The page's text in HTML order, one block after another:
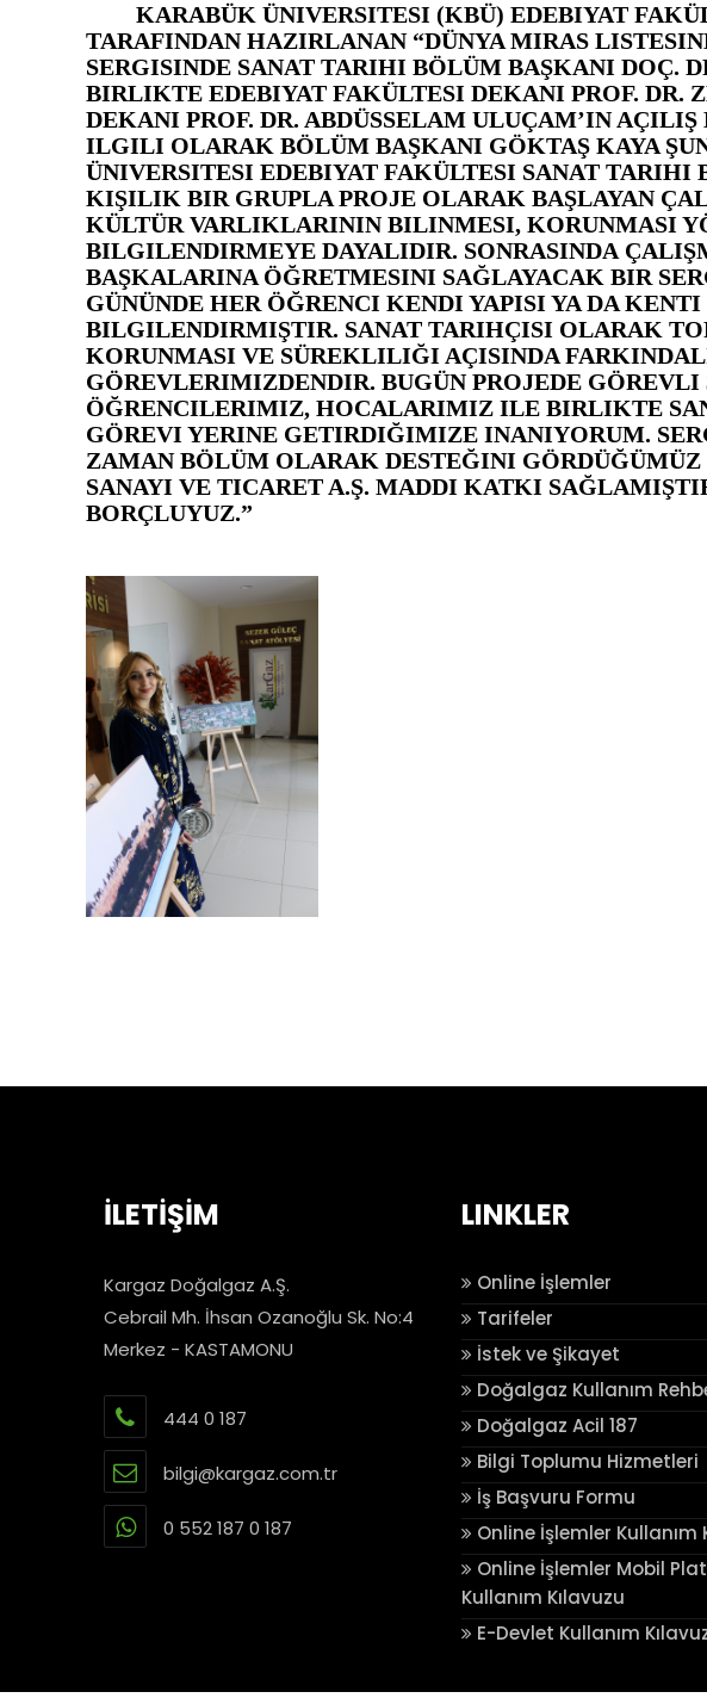
KARABÜK ÜNIVERSITESI (KBÜ) EDEBIYAT
TARAFINDAN HAZIRLANAN “DÜNYA MIRAS
SERGISINDE SANAT TARIHI BÖLÜM BAŞKANI DOÇ.
BIRLIKTE EDEBIYAT FAKÜLTESI DEKANI PROF.
DEKANI PROF. DR. ABDÜSSELAM ULUÇAM’IN
ILGILI OLARAK BÖLÜM BAŞKANI GÖKTAŞ KAYA
ÜNIVERSITESI EDEBIYAT FAKÜLTESI SANAT TARIHI
KIŞILIK BIR GRUPLA PROJE OLARAK BAŞLAYAN
KÜLTÜR VARLIKLARININ BILINMESI, KORUNMASI
BILGILENDIRMEYE DAYALIDIR. SONRASINDA
BAŞKALARINA ÖĞRETMESINI SAĞLAYACAK BIR
GÜNÜNDE HER ÖĞRENCI KENDI YAPISI YA DA
BILGILENDIRMIŞTIR. SANAT TARIHÇISI OLARAK
KORUNMASI VE SÜREKLILIĞI AÇISINDA
GÖREVLERIMIZDENDIR. BUGÜN PROJEDE
ÖĞRENCILERIMIZ, HOCALARIMIZ ILE BIRLIKTE
GÖREVI YERINE GETIRDIĞIMIZE INANIYORUM.
ZAMAN BÖLÜM OLARAK DESTEĞINI
SANAYI VE TICARET A.Ş. MADDI KATKI
BORÇLUYUZ.”
İLETİŞİM
Kargaz Doğalgaz A.Ş.
Cebrail Mh. İhsan Ozanoğlu Sk. No:4
Merkez - KASTAMONU
444 0 187
bilgi@kargaz.com.tr
0 552 187 0 187
LINKLER
Online İşlemler
Tarifeler
İstek ve Şikayet
Doğalgaz Kullanım
Doğalgaz Acil 187
Bilgi Toplumu Hizmetleri
İş Başvuru Formu
Online İşlemler Kullanım
Online İşlemler Mobil
Kullanım Kılavuzu
E-Devlet Kullanım